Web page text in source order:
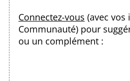
Connectez-vous (avec
Communauté) pour
ou un complément :